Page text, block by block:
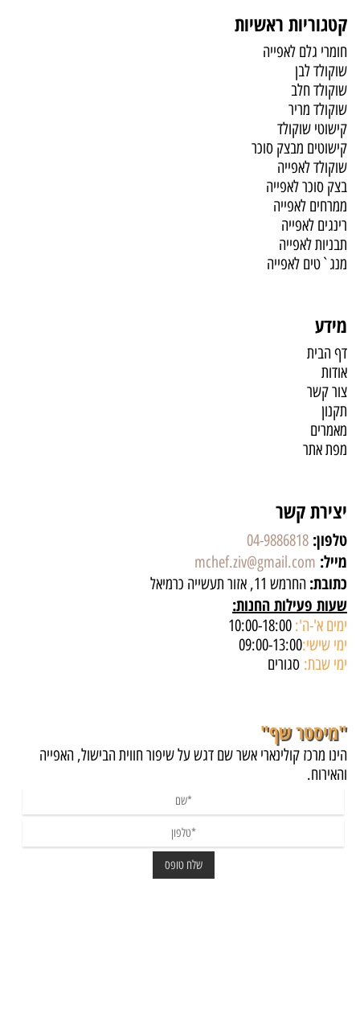
קטגוריות ראשיות
חומרי גלם לאפייה
שוקולד לבן
שוקולד חלב
שוקולד מריר
קישוטי שוקולד
קישוטים מבצק סוכר
שוקולד לאפייה
בצק סוכר לאפייה
ממרחים לאפייה
רינגים לאפייה
תבניות לאפייה
מנג`טים לאפייה
מידע
דף הבית
אודות
צור קשר
תקנון
מאמרים
מפת אתר
יצירת קשר
טלפון: 04-9886818
מייל: mchef.ziv@gmail.com
כתובת: החרמש 11, אזור תעשייה כרמיאל
שעות פעילות החנות:
ימים א'-ה':
ימי שישי:09:00-13:00
ימי שבת: סגורים
"מיסטר שף"
הינו מרכז קולינארי אשר שם דגש על שיפור חווית הבישול, האפייה
והאירוח.